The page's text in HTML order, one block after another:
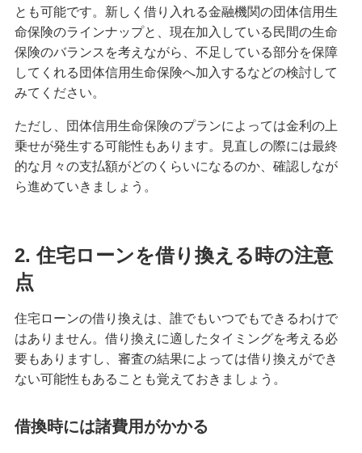
とも可能です。新しく借り入れる金融機関の団体信用生
命保険のラインナップと、現在加入している民間の生命
保険のバランスを考えながら、不足している部分を保障
してくれる団体信用生命保険へ加入するなどの検討して
みてください。
ただし、団体信用生命保険のプランによっては金利の上
乗せが発生する可能性もあります。見直しの際には最終
的な月々の支払額がどのくらいになるのか、確認しなが
ら進めていきましょう。
2. 住宅ローンを借り換える時の注意
点
住宅ローンの借り換えは、誰でもいつでもできるわけで
はありません。借り換えに適したタイミングを考える必
要もありますし、審査の結果によっては借り換えができ
ない可能性もあることも覚えておきましょう。
借換時には諸費用がかかる